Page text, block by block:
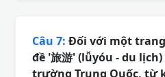
Câu 7: Đối với một
đề '旅游' (lǚyóu - du
trường Trung Quốc, từ